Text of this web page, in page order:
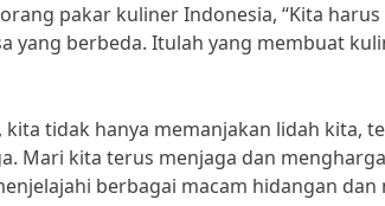
pakar kuliner Indonesia, “Kita
yang berbeda. Itulah yang membuat
tidak hanya memanjakan lidah kita,
Mari kita terus menjaga dan
berbagai macam hidangan dan